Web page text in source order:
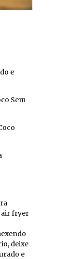
e
Sem
air fryer
deixe
e